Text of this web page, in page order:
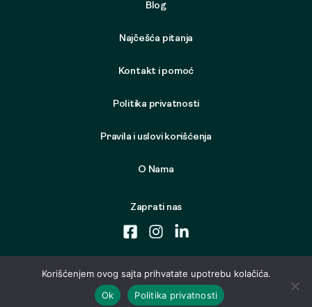
Blog
Najčešća pitanja
Kontakt i pomoć
Politika privatnosti
Pravila i uslovi korišćenja
O Nama
Zaprati nas
© 2026 Samo Nameštaj. Sva prava zadržana. Developed by
Korišćenjem ovog sajta prihvatate upotrebu kolačića.
Ok
Politika privatnosti